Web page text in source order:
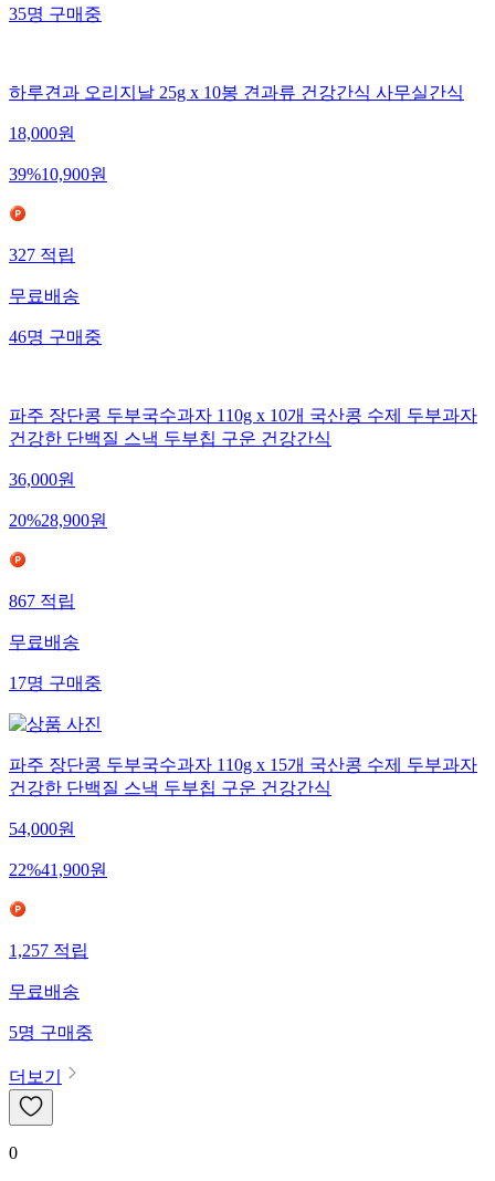
35명구매중
하루견과 오리지날 25g x 10봉 견과류 건강간식 사무실간식
18,000원
39%10,900원
327적립
무료배송
46명구매중
파주 장단콩 두부국수과자 110g x 10개 국산콩 수제 두부과자
건강한 단백질 스낵 두부칩 구운 건강간식
36,000원
20%28,900원
867적립
무료배송
17명구매중
파주 장단콩 두부국수과자 110g x 15개 국산콩 수제 두부과자
건강한 단백질 스낵 두부칩 구운 건강간식
54,000원
22%41,900원
1,257적립
무료배송
5명구매중
더보기
0